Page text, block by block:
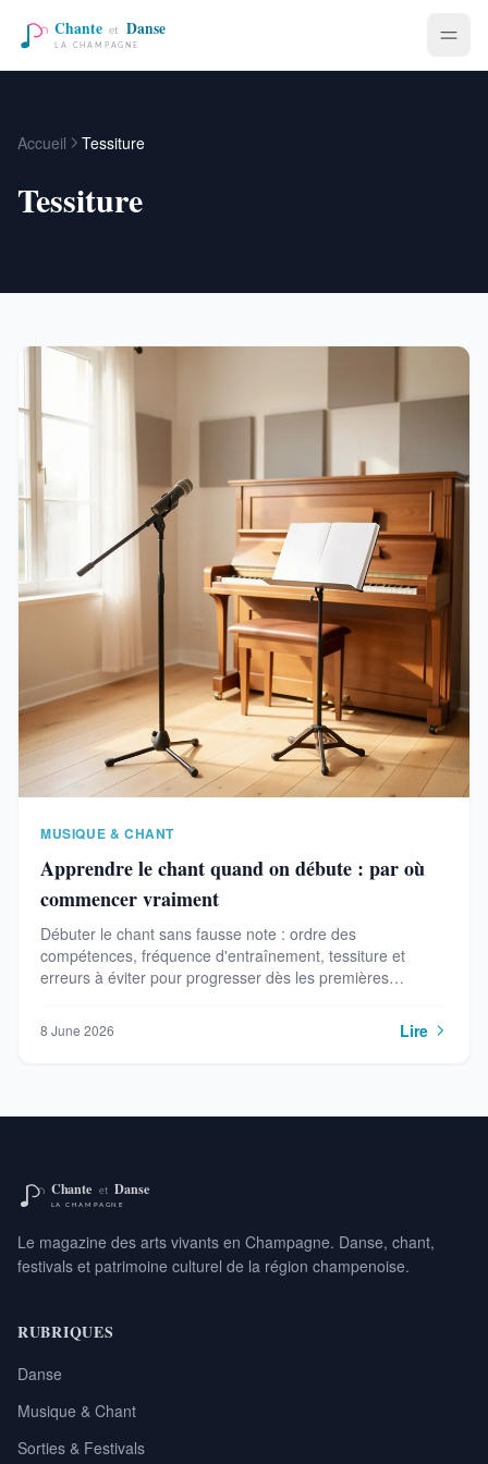
Accueil Tessiture
Tessiture
MUSIQUE & CHANT
Apprendre le chant quand on débute : par où
commencer vraiment
Débuter le chant sans fausse note : ordre des
compétences, fréquence d'entraînement, tessiture et
erreurs à éviter pour progresser dès les premières
8 June 2026 Lire
Le magazine des arts vivants en Champagne. Danse, chant,
festivals et patrimoine culturel de la région champenoise.
RUBRIQUES
Danse
Musique & Chant
Sorties & Festivals